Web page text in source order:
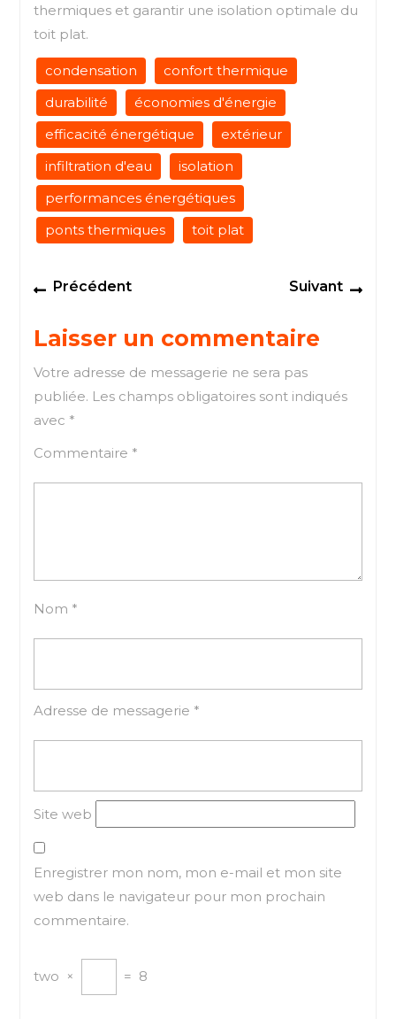
thermiques et garantir une isolation optimale du
toit plat.
condensation
confort thermique
durabilité
économies d'énergie
efficacité énergétique
extérieur
infiltration d'eau
isolation
performances énergétiques
ponts thermiques
toit plat
Navigation
de
l’article
PrécédentPrevious
Suivant
Laisser un commentaire
Votre adresse de messagerie ne sera pas
publiée. Les champs obligatoires sont indiqués
avec *
Commentaire *
Nom *
Adresse de messagerie *
Site web
Enregistrer mon nom, mon e-mail et mon site
web dans le navigateur pour mon prochain
commentaire.
two × = 8